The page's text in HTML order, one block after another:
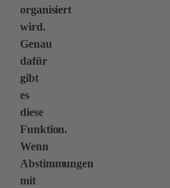
organisiert
wird.
Genau
dafür
gibt
es
diese
Funktion.
Wenn
Abstimmungen
mit